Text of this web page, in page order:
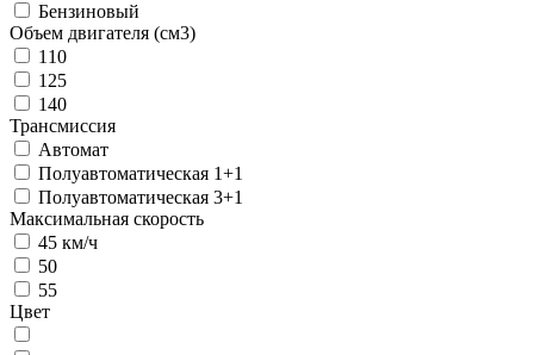
Бензиновый
Объем двигателя (см3)
110
125
140
Трансмиссия
Автомат
Полуавтоматическая 1+1
Полуавтоматическая 3+1
Максимальная скорость
45 км/ч
50
55
Цвет